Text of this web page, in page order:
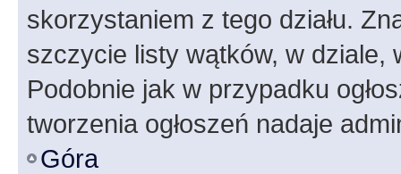
skorzystaniem z tego działu.
szczycie listy wątków, w dziale,
Podobnie jak w przypadku
tworzenia ogłoszeń nadaje
Góra